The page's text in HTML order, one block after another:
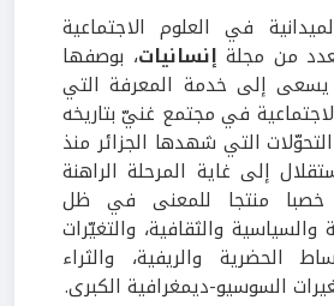
في العلوم الاجتماعية
من مجلة إنسانيات، بوصفها
يسعى إلى خدمة المعرفة التي
في مجتمع غنيّ بتاريخه
التي شهدها الجزائر منذ
إلى غاية المرحلة الراهنة
خصبا منتجا للمعنى في ظل
والسياسية والثقافية، والتغيّرات
الحضرية والريفية، والثراء
السوسيو-ديمغرافية الكبرى.